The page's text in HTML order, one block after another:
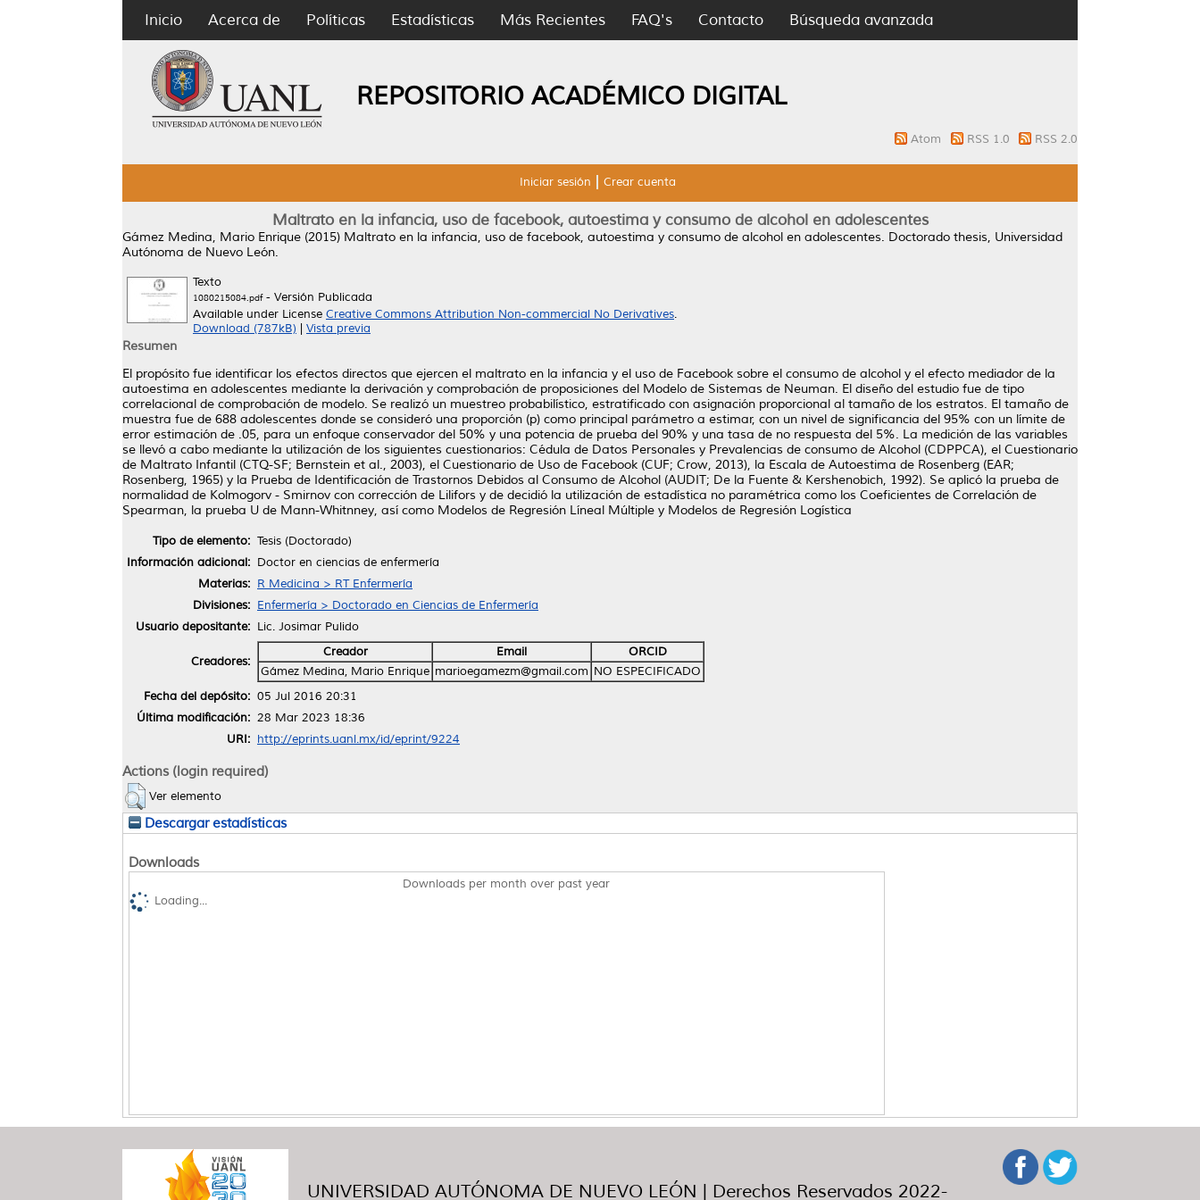
Inicio Acerca de Políticas Estadísticas Más Recientes FAQ's Contacto Búsqueda avanzada
REPOSITORIO ACADÉMICO DIGITAL
Atom RSS 1.0 RSS 2.0
Iniciar sesión Crear cuenta
Maltrato en la infancia, uso de facebook, autoestima y consumo de alcohol en adolescentes
Gámez Medina, Mario Enrique (2015) Maltrato en la infancia, uso de facebook, autoestima y consumo de alcohol en adolescentes. Doctorado thesis, Universidad
Autónoma de Nuevo León.
Texto
1080215084.pdf- Versión Publicada
Available under License Creative Commons Attribution Non-commercial No Derivatives.
Download (787kB)
Vista previa
Resumen
El propósito fue identificar los efectos directos que ejercen el maltrato en la infancia y el uso de Facebook sobre el consumo de alcohol y el efecto mediador de la
autoestima en adolescentes mediante la derivación y comprobación de proposiciones del Modelo de Sistemas de Neuman. El diseño del estudio fue de tipo
correlacional de comprobación de modelo. Se realizó un muestreo probabilístico, estratificado con asignación proporcional al tamaño de los estratos. El tamaño de
muestra fue de 688 adolescentes donde se consideró una proporción (p) como principal parámetro a estimar, con un nivel de significancia del 95% con un límite de
error estimación de .05, para un enfoque conservador del 50% y una potencia de prueba del 90% y una tasa de no respuesta del 5%. La medición de las variables
se llevó a cabo mediante la utilización de los siguientes cuestionarios: Cédula de Datos Personales y Prevalencias de consumo de Alcohol (CDPPCA), el Cuestionario
de Maltrato Infantil (CTQ-SF; Bernstein et al., 2003), el Cuestionario de Uso de Facebook (CUF; Crow, 2013), la Escala de Autoestima de Rosenberg (EAR;
Rosenberg, 1965) y la Prueba de Identificación de Trastornos Debidos al Consumo de Alcohol (AUDIT; De la Fuente & Kershenobich, 1992). Se aplicó la prueba de
normalidad de Kolmogorv - Smirnov con corrección de Lilifors y de decidió la utilización de estadística no paramétrica como los Coeficientes de Correlación de
Spearman, la prueba U de Mann-Whitnney, así como Modelos de Regresión Líneal Múltiple y Modelos de Regresión Logística
Tipo de elemento: Tesis (Doctorado)
Información adicional: Doctor en ciencias de enfermería
Materias: R Medicina > RT Enfermería
Divisiones: Enfermería > Doctorado en Ciencias de Enfermería
Usuario depositante: Lic. Josimar Pulido
Creadores:
Creador Email
ORCID
Gámez Medina, Mario Enrique marioegamezm@gmail.com NO ESPECIFICADO
Fecha del depósito: 05 Jul 2016 20:31
Última modificación: 28 Mar 2023 18:36
URI: http://eprints.uanl.mx/id/eprint/9224
Actions (login required)
Ver elemento
Descargar estadísticas
Downloads
Downloads per month over past year
Loading...
UNIVERSIDAD AUTÓNOMA DE NUEVO LEÓN | Derechos Reservados 2022-